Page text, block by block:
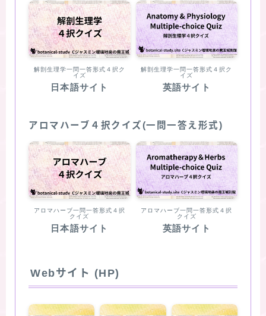
解剖生理学一問一答形式４択ク
イズ
日本語サイト
解剖生理学一問一答形式４択ク
イズ
英語サイト
アロマハーブ４択クイズ(一問一答え形式)
アロマハーブ一問一答形式４択
クイズ
日本語サイト
アロマハーブ一問一答形式４択
クイズ
英語サイト
Webサイト (HP)